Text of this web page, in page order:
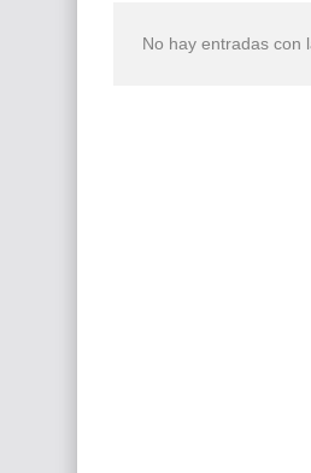
No hay entradas con